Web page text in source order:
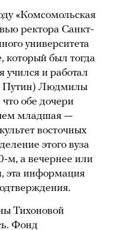
«Комсомольская
ректора Санкт-
университета
который был тогда
учился и работал
Путин) Людмилы
обе дочери
младшая —
восточных
этого вуза
м, а вечернее или
эта информация
Тихоновой
Фонд